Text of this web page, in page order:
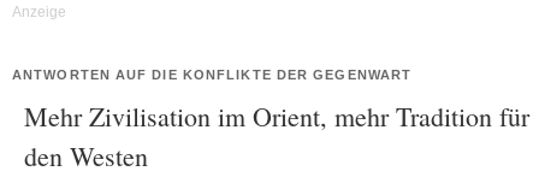
ANTWORTEN AUF DIE KONFLIKTE DER GEGENWART
Mehr Zivilisation im Orient, mehr Tradition für
den Westen